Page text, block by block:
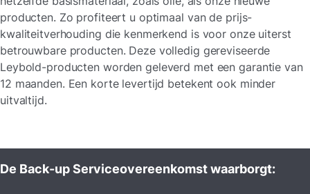
producten. Zo profiteert u optimaal van de prijs-
kwaliteitverhouding die kenmerkend is voor onze uiterst
betrouwbare producten. Deze volledig gereviseerde
Leybold-producten worden geleverd met een garantie van
12 maanden. Een korte levertijd betekent ook minder
uitvaltijd.
De Back-up Serviceovereenkomst waarborgt: